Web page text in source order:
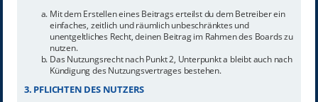
Mit dem Erstellen eines Beitrags erteilst du dem Betreiber ein
einfaches, zeitlich und räumlich unbeschränktes und
unentgeltliches Recht, deinen Beitrag im Rahmen des Boards zu
nutzen.
Das Nutzungsrecht nach Punkt 2, Unterpunkt a bleibt auch nach
Kündigung des Nutzungsvertrages bestehen.
3. PFLICHTEN DES NUTZERS